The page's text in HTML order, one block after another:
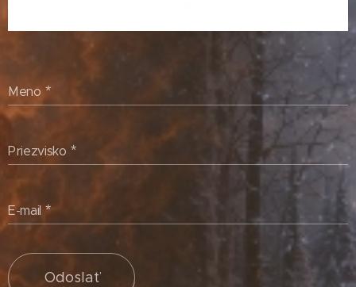
Meno
Priezvisko
E-mail
Odoslať